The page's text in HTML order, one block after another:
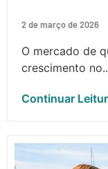
2 de março de 2026
O mercado de
crescimento
Continuar